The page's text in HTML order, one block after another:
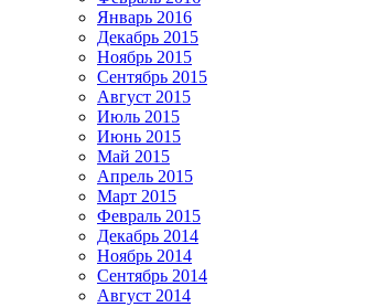
Январь 2016
Декабрь 2015
Ноябрь 2015
Сентябрь 2015
Август 2015
Июль 2015
Июнь 2015
Май 2015
Апрель 2015
Март 2015
Февраль 2015
Декабрь 2014
Ноябрь 2014
Сентябрь 2014
Август 2014